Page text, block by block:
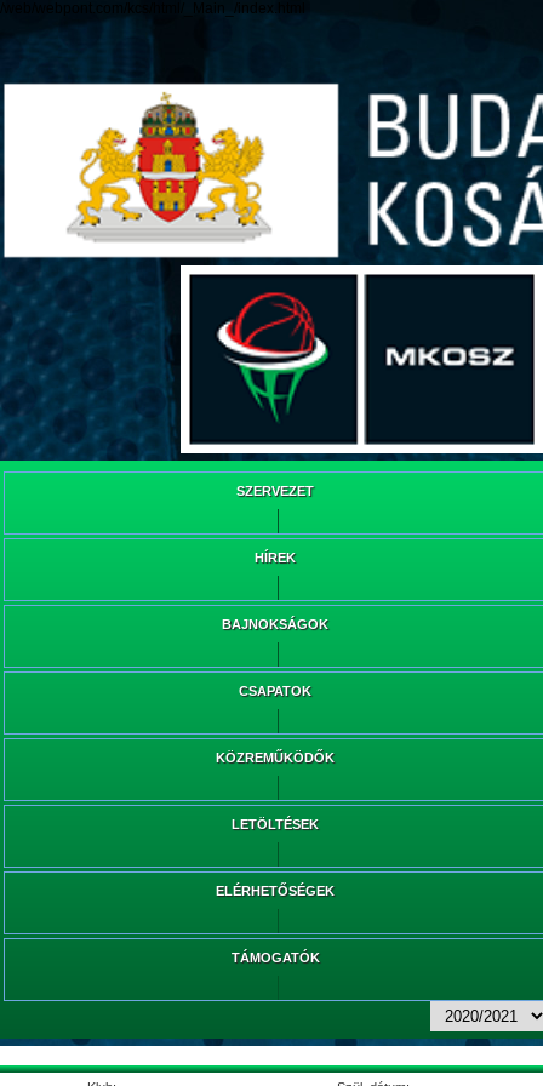
/web/webpont.com/kcs/html/_Main_/index.html
SZERVEZET
HÍREK
BAJNOKSÁGOK
CSAPATOK
KÖZREMŰKÖDŐK
LETÖLTÉSEK
ELÉRHETŐSÉGEK
TÁMOGATÓK